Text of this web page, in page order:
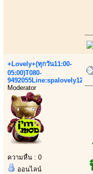
+Lovely+(ทุกวัน11:00-
05:00)T080-
9492055Line:spalovely123
Moderator
ความหื่น : 0
ออนไลน์